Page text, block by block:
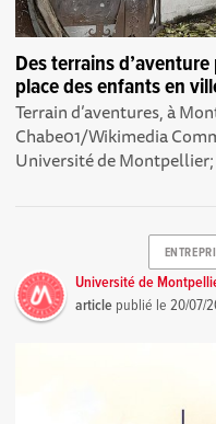
Des terrains
place des enfants en
Terrain d’aventures, à
Chabe01/Wikimedia
Université de
Université de
article publié le20/07/